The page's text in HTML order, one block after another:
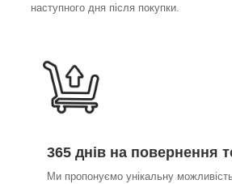
наступного дня після покупки.
365 днів на повернення
Ми пропонуємо унікальну